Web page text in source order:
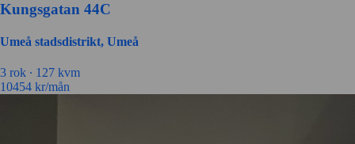
Kungsgatan 44C
Umeå stadsdistrikt, Umeå
3 rok ∙ 127 kvm
10454 kr/mån